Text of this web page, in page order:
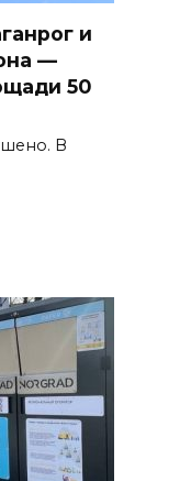
и
—
50
В